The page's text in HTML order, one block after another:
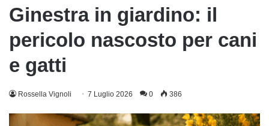
Ginestra in giardino: il
pericolo nascosto per cani
e gatti
Rossella Vignoli 7 Luglio 2026 0 386